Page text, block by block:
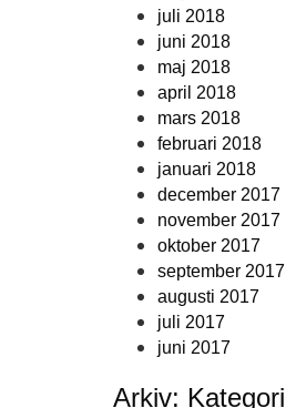
juli 2018
juni 2018
maj 2018
april 2018
mars 2018
februari 2018
januari 2018
december 2017
november 2017
oktober 2017
september 2017
augusti 2017
juli 2017
juni 2017
Arkiv: Kategori